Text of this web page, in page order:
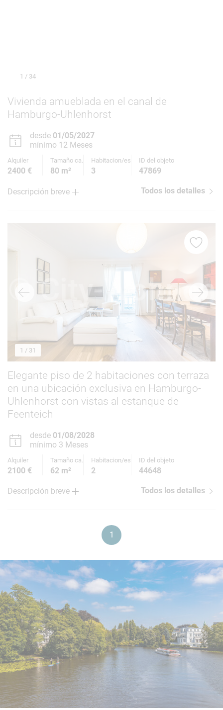
1 / 34
Vivienda amueblada en el canal de
Hamburgo-Uhlenhorst
desde 01/05/2027
mínimo 12 Meses
Alquiler Tamaño ca. Habitacion/es ID del objeto
2400 € 80 m² 3 47869
Descripción breve Todos los detalles
1 / 31
Elegante piso de 2 habitaciones con terraza
en una ubicación exclusiva en Hamburgo-
Uhlenhorst con vistas al estanque de
Feenteich
desde 01/08/2028
mínimo 3 Meses
Alquiler Tamaño ca. Habitacion/es ID del objeto
2100 € 62 m² 2 44648
Descripción breve Todos los detalles
1